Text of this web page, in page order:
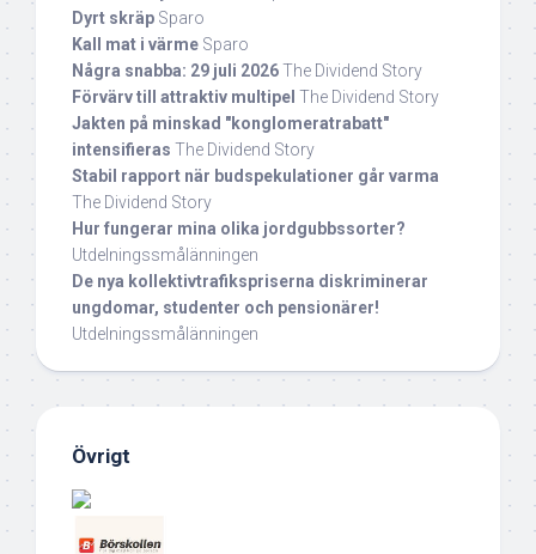
Dyrt skräp Sparo
Kall mat i värme Sparo
Några snabba: 29 juli 2026The Dividend Story
Förvärv till attraktiv multipel The Dividend Story
Jakten på minskad "konglomeratrabatt"
intensifieras The Dividend Story
Stabil rapport när budspekulationer går varma
The Dividend Story
Hur fungerar mina olika jordgubbssorter?
Utdelningssmålänningen
De nya kollektivtrafikspriserna diskriminerar
ungdomar, studenter och pensionärer!
Utdelningssmålänningen
Övrigt